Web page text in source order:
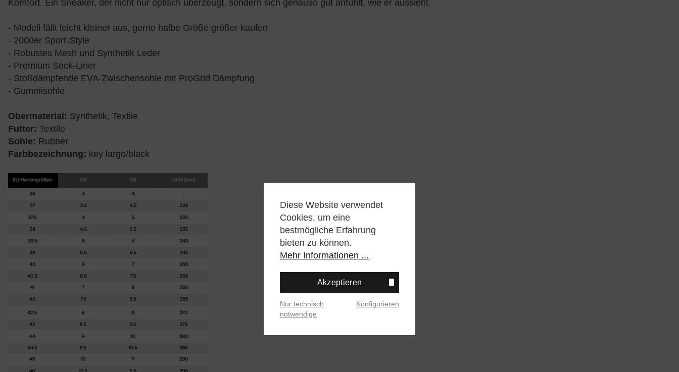
Komfort. Ein Sneaker, der nicht nur optisch überzeugt, sondern sich genauso gut anfühlt, wie er aussieht.
- Modell fällt leicht kleiner aus, gerne halbe Größe größer kaufen
- 2000er Sport-Style
- Robustes Mesh und Synthetik Leder
- Premium Sock-Liner
- Stoßdämpfende EVA-Zwischensohle mit ProGrid Dämpfung
- Gummisohle
Obermaterial: Synthetik, Textile
Futter: Textile
Sohle: Rubber
Farbbezeichnung: key largo/black
Diese Website verwendet
Cookies, um eine
bestmögliche Erfahrung
bieten zu können.
Mehr Informationen ...
Akzeptieren
Nur technisch
notwendige
Konfigurieren